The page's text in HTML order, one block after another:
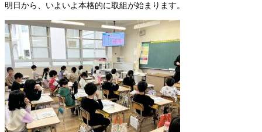
明日から、いよいよ本格的に取組が始まります。